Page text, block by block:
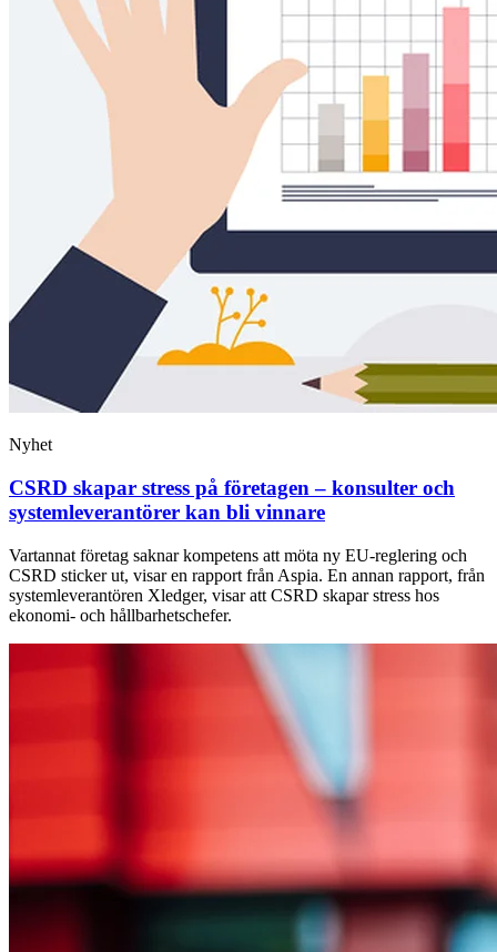
Nyhet
CSRD skapar stress på företagen – konsulter och
systemleverantörer kan bli vinnare
Vartannat företag saknar kompetens att möta ny EU-reglering och
CSRD sticker ut, visar en rapport från Aspia. En annan rapport, från
systemleverantören Xledger, visar att CSRD skapar stress hos
ekonomi- och hållbarhetschefer.